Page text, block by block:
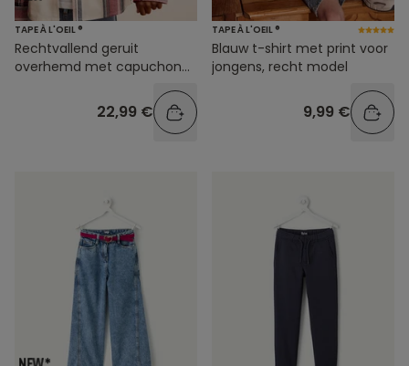
TAPE À L'OEIL ®
Rechtvallend geruit
overhemd met capuchon
22,99 €
TAPE À L'OEIL ®
Blauw t-shirt met print voor
jongens, recht model
9,99 €